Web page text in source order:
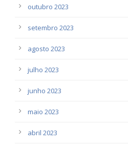
outubro 2023
setembro 2023
agosto 2023
julho 2023
junho 2023
maio 2023
abril 2023